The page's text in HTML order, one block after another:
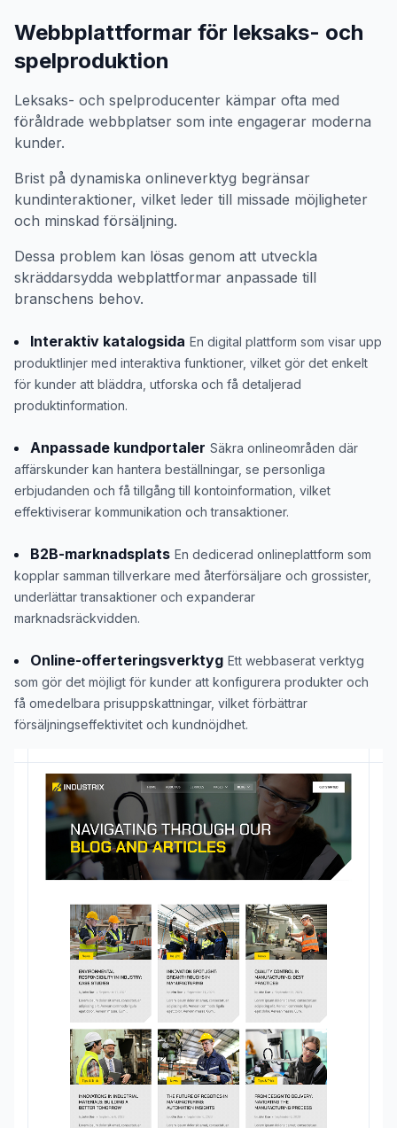
Webbplattformar för leksaks- och
spelproduktion
Leksaks- och spelproducenter kämpar ofta med
föråldrade webbplatser som inte engagerar moderna
kunder.
Brist på dynamiska onlineverktyg begränsar
kundinteraktioner, vilket leder till missade möjligheter
och minskad försäljning.
Dessa problem kan lösas genom att utveckla
skräddarsydda webplattformar anpassade till
branschens behov.
Interaktiv katalogsida En digital plattform som visar upp
produktlinjer med interaktiva funktioner, vilket gör det enkelt
för kunder att bläddra, utforska och få detaljerad
produktinformation.
Anpassade kundportaler Säkra onlineområden där
affärskunder kan hantera beställningar, se personliga
erbjudanden och få tillgång till kontoinformation, vilket
effektiviserar kommunikation och transaktioner.
B2B-marknadsplats En dedicerad onlineplattform som
kopplar samman tillverkare med återförsäljare och grossister,
underlättar transaktioner och expanderar
marknadsräckvidden.
Online-offerteringsverktyg Ett webbaserat verktyg
som gör det möjligt för kunder att konfigurera produkter och
få omedelbara prisuppskattningar, vilket förbättrar
försäljningseffektivitet och kundnöjdhet.